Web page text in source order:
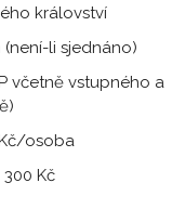
království
li sjednáno)
včetně vstupného a
osoba
Kč